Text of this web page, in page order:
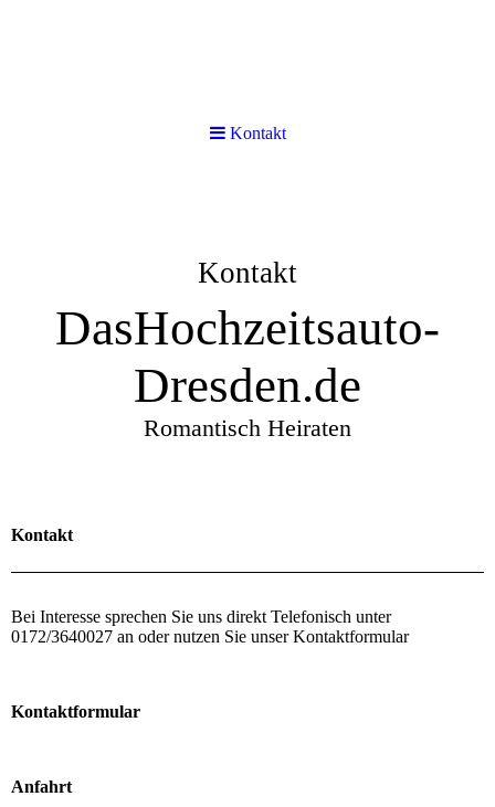
Kontakt
DasHochzeitsauto-
Dresden.de
Romantisch Heiraten
Kontakt
Bei Interesse sprechen Sie uns direkt Telefonisch unter
0172/3640027 an oder nutzen Sie unser Kontaktformular
Kontaktformular
Anfahrt
Kontakt